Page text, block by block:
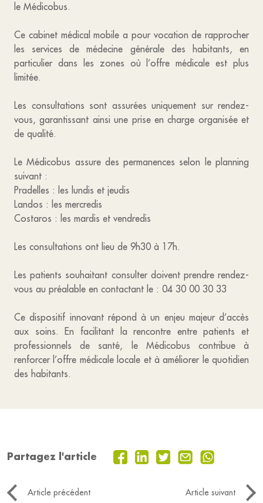
le Médicobus.
Ce cabinet médical mobile a pour vocation de rapprocher
les services de médecine générale des habitants, en
particulier dans les zones où l’offre médicale est plus
limitée.
Les consultations sont assurées uniquement sur rendez-
vous, garantissant ainsi une prise en charge organisée et
de qualité.
Le Médicobus assure des permanences selon le planning
suivant :
Pradelles : les lundis et jeudis
Landos : les mercredis
Costaros : les mardis et vendredis
Les consultations ont lieu de 9h30 à 17h.
Les patients souhaitant consulter doivent prendre rendez-
vous au préalable en contactant le : 04 30 00 30 33
Ce dispositif innovant répond à un enjeu majeur d’accès
aux soins. En facilitant la rencontre entre patients et
professionnels de santé, le Médicobus contribue à
renforcer l’offre médicale locale et à améliorer le quotidien
des habitants.
Partagez l'article
Article précédent Article suivant